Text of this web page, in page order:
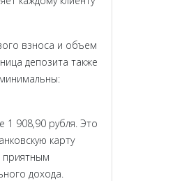
взноса и объем
депозита также
1 908,90 рубля. Это
карту
приятным
дохода.